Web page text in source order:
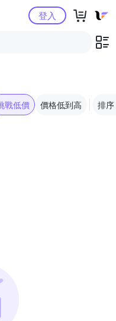
購物中心登入
戰低價 價格低到高 排序